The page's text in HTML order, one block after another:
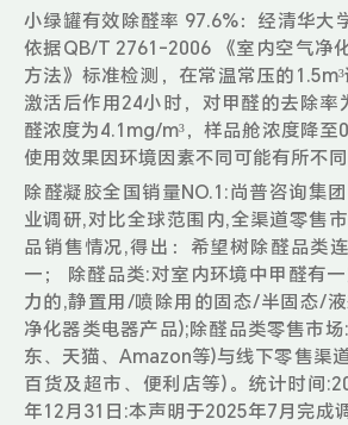
小绿罐有效除醛率 97.6%：经清华大
依据QB/T 2761-2006 《室内空气净
方法》标准检测，在常温常压的
激活后作用24小时，对甲醛的去除率
醛浓度为4.1mg/m³，样品舱浓度降至
使用效果因环境因素不同可能有所不同
除醛凝胶全国销量NO.1:尚普咨询集
业调研,对比全球范围内,全渠道零售
品销售情况,得出：希望树除醛品类
一； 除醛品类:对室内环境中甲醛有
力的,静置用/喷除用的固态/半固态/
净化器类电器产品);除醛品类零售市
东、天猫、Amazon等)与线下零售渠
百货及超市、便利店等)。统计时间
年12月31日:本声明于2025年7月完成